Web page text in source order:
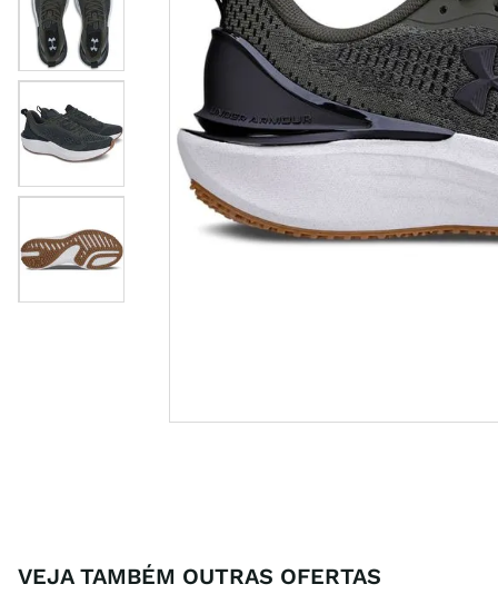
VEJA TAMBÉM OUTRAS OFERTAS
8º casual
9º tenis
10ºfutebol